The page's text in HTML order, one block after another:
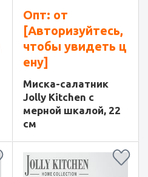
Опт: от
[Авторизуйтесь,
чтобы увидеть ц
ену]
Миска-салатник
Jolly Kitchen с
мерной шкалой, 22
см